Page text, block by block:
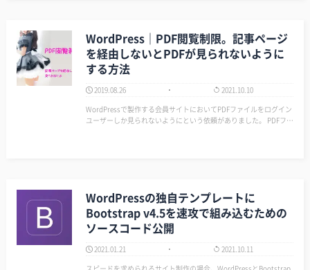
WordPress｜PDF閲覧制限。記事ページ
を経由しないとPDFが見られないように
する方法
2019.08.26
2021.10.10
WordPressで製作する会員サイトにおいてPDFファイルをログイン
ユーザーしか見られないようにという依頼がありました。 PDFファ
WordPressの独自テンプレートに
Bootstrap v4.5を速攻で組み込むための
ソースコード公開
2021.01.21
2021.10.11